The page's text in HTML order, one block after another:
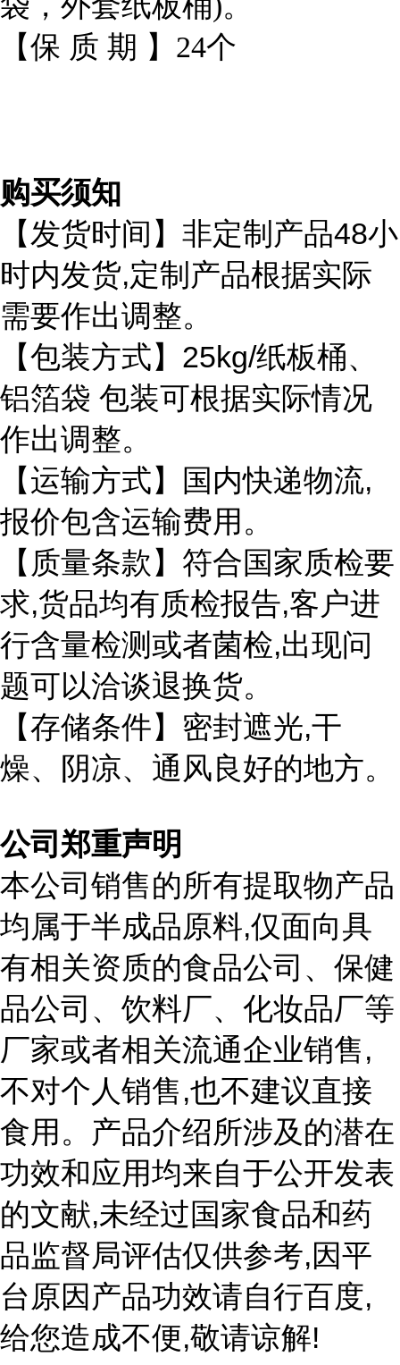
【保 质 期 】24个
购买须知
【发货时间】非定制产品48小
时内发货,定制产品根据实际
需要作出调整。
【包装方式】 25kg/纸板桶、
铝箔袋 包装可根据实际情况
作出调整。
【运输方式】国内快递物流,
报价包含运输费用。
【质量条款】符合国家质检要
求,货品均有质检报告,客户进
行含量检测或者菌检,出现问
题可以洽谈退换货。
【存储条件】密封遮光,干
燥、阴凉、通风良好的地方。
公司郑重声明
本公司销售的所有提取物产品
均属于半成品原料,仅面向具
有相关资质的食品公司、保健
品公司、饮料厂、化妆品厂等
厂家或者相关流通企业销售,
不对个人销售,也不建议直接
食用。产品介绍所涉及的潜在
功效和应用均来自于公开发表
的文献,未经过国家食品和药
品监督局评估仅供参考,因平
台原因产品功效请自行百度,
给您造成不便,敬请谅解!